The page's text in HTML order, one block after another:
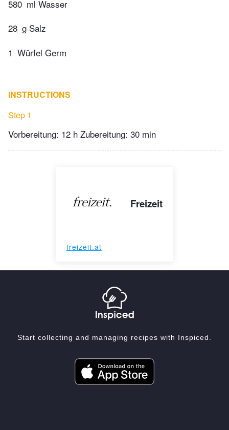
580 ml Wasser
28 g Salz
1 Würfel Germ
INSTRUCTIONS
Step 1
Vorbereitung: 12 h Zubereitung: 30 min
Freizeit
freizeit.at
Start collecting and managing recipes with Inspiced.